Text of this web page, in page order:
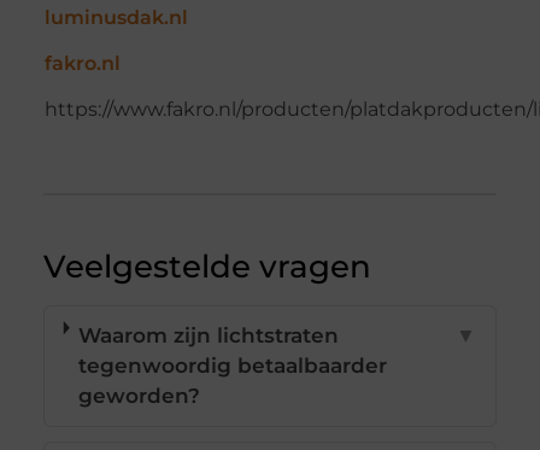
luminusdak.nl
fakro.nl
https://www.fakro.nl/producten/platdakproducten/
Veelgestelde vragen
Waarom zijn lichtstraten
tegenwoordig betaalbaarder
geworden?
▼